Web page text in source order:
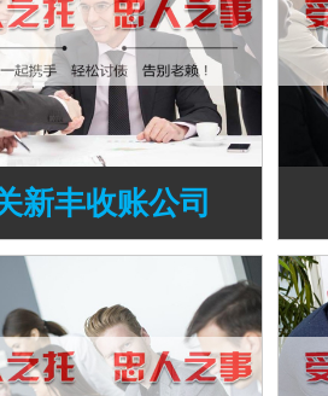
新丰收账公司